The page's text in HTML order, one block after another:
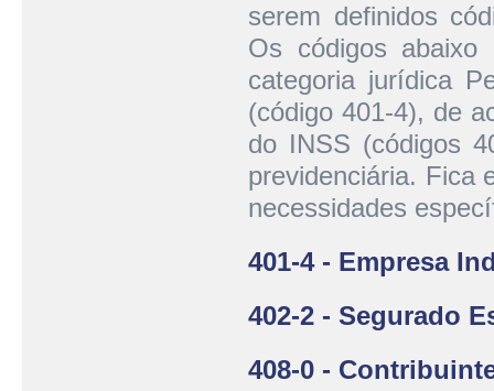
serem definidos
Os códigos abaixo
categoria jurídica
(código 401-4), de
do INSS (códigos
previdenciária. Fica
necessidades
401-4 - Empresa
402-2 - Segurado
408-0 -